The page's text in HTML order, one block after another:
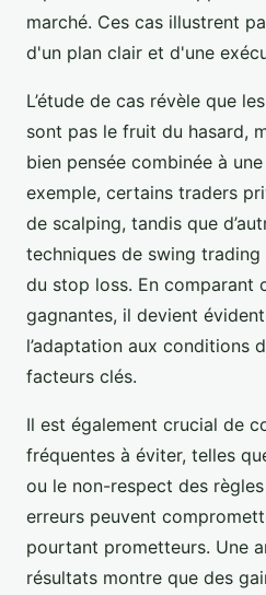
marché. Ces cas illustrent
d'un plan clair et d'une
L’étude de cas révèle que
sont pas le fruit du hasard,
bien pensée combinée à
exemple, certains traders
de scalping, tandis que
techniques de swing
du stop loss. En comparant
gagnantes, il devient
l’adaptation aux conditions
facteurs clés.
Il est également crucial de
fréquentes à éviter, telles
ou le non-respect des
erreurs peuvent
pourtant prometteurs. Une
résultats montre que des